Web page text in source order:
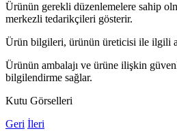
Ürünün gerekli düzenlemelere sahip
merkezli tedarikçileri gösterir.
Ürün bilgileri, ürünün üreticisi ile ilgili
Ürünün ambalajı ve ürüne ilişkin
bilgilendirme sağlar.
Kutu Görselleri
Geri İleri